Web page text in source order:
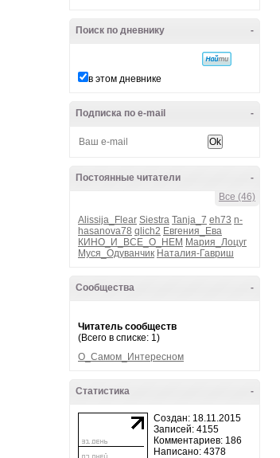
-
Поиск по дневнику
в этом дневнике
-
Подписка по e-mail
-
Постоянные читатели
Все (46)
Alissija_Flear Siestra Tanja_7 eh73 n-
hasanova78 qlich2 Евгения_Ева
КИНО_И_ВСЕ_О_НЕМ Мария_Лоцуг
Муся_Одуванчик Наталия-Гавриш
-
Сообщества
Читатель сообществ
(Всего в списке: 1)
О_Самом_Интересном
-
Статистика
Создан: 18.11.2015
Записей: 4155
Комментариев: 186
Написано: 4378